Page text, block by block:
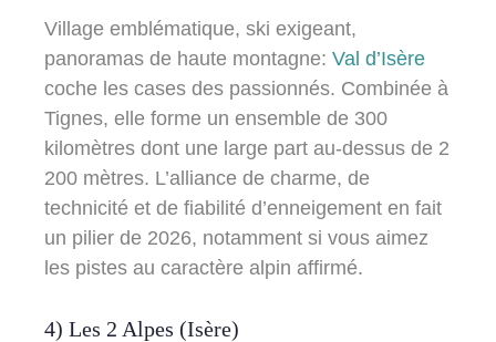
Village emblématique, ski exigeant,
panoramas de haute montagne: Val d’Isère
coche les cases des passionnés. Combinée à
Tignes, elle forme un ensemble de 300
kilomètres dont une large part au-dessus de 2
200 mètres. L’alliance de charme, de
technicité et de fiabilité d’enneigement en fait
un pilier de 2026, notamment si vous aimez
les pistes au caractère alpin affirmé.
4) Les 2 Alpes (Isère)